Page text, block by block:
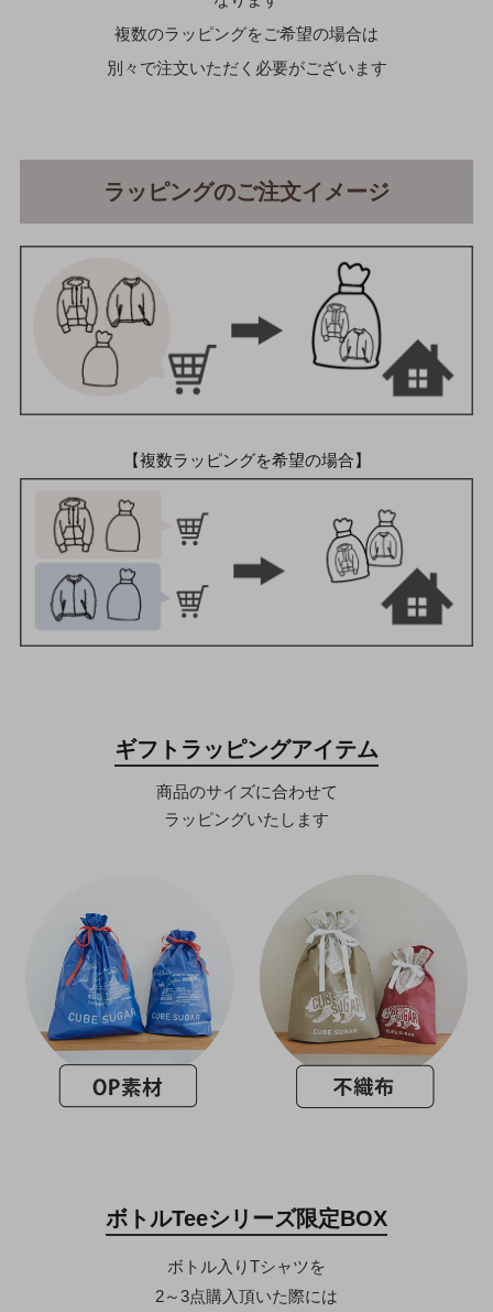
複数のラッピングをご希望の場合は
別々で注文いただく必要がございます
ラッピングのご注文イメージ
【複数ラッピングを希望の場合】
ギフトラッピングアイテム
商品のサイズに合わせて
ラッピングいたします
ボトルTeeシリーズ限定BOX
ボトル入りTシャツを
2～3点購入頂いた際には